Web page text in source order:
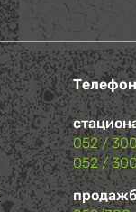
052 /
052 /